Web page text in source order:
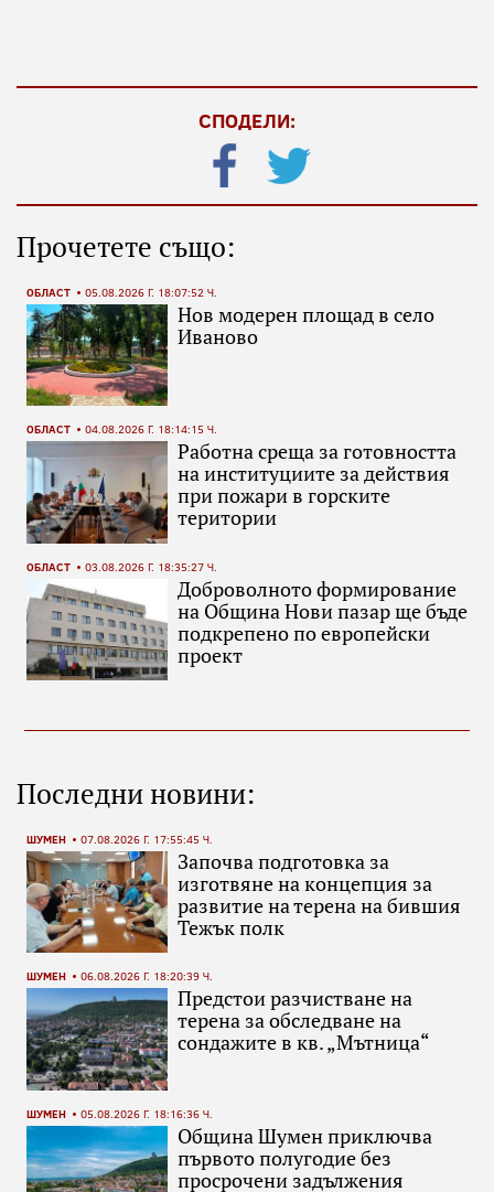
СПОДЕЛИ:
Прочетете също:
ОБЛАСТ 05.08.2026 Г. 18:07:52 Ч.
Нов модерен площад в село
Иваново
ОБЛАСТ 04.08.2026 Г. 18:14:15 Ч.
Работна среща за готовността
на институциите за действия
при пожари в горските
територии
ОБЛАСТ 03.08.2026 Г. 18:35:27 Ч.
Доброволното формирование
на Община Нови пазар ще бъде
подкрепено по европейски
проект
Последни новини:
ШУМЕН 07.08.2026 Г. 17:55:45 Ч.
Започва подготовка за
изготвяне на концепция за
развитие на терена на бившия
Тежък полк
ШУМЕН 06.08.2026 Г. 18:20:39 Ч.
Предстои разчистване на
терена за обследване на
сондажите в кв. „Мътница“
ШУМЕН 05.08.2026 Г. 18:16:36 Ч.
Община Шумен приключва
първото полугодие без
просрочени задължения